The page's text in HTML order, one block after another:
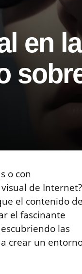
en
o con
de Internet?
el contenido
el fascinante
las
crear un